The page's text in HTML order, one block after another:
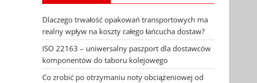
Dlaczego trwałość opakowań transportowych ma
realny wpływ na koszty całego łańcucha dostaw?
ISO 22163 – uniwersalny paszport dla dostawców
komponentów do taboru kolejowego
Co zrobić po otrzymaniu noty obciążeniowej od